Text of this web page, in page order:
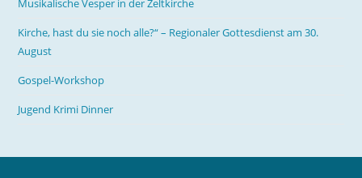
Musikalische Vesper in der Zeltkirche
Kirche, hast du sie noch alle?“ – Regionaler Gottesdienst am 30.
August
Gospel-Workshop
Jugend Krimi Dinner